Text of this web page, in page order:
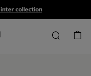
collection